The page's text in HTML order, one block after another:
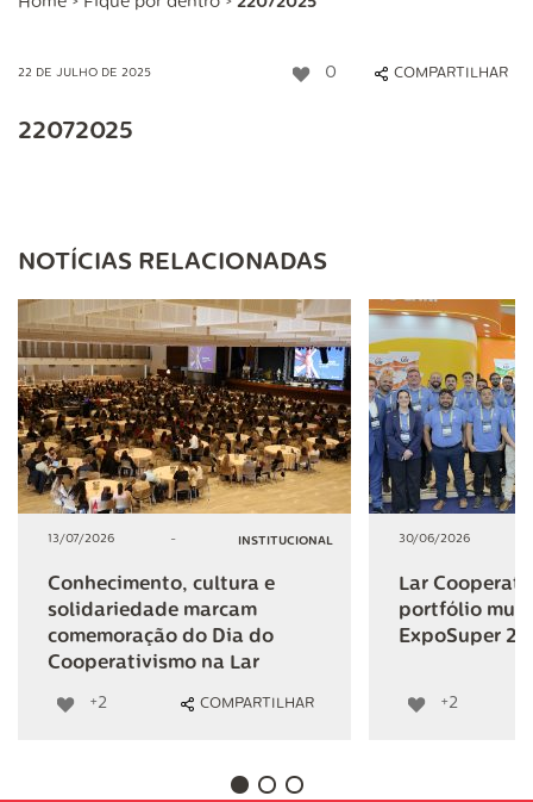
22 DE JULHO DE 2025 0 COMPARTILHAR
22072025
NOTÍCIAS RELACIONADAS
13/07/2026 - INSTITUCIONAL
Conhecimento, cultura e
solidariedade marcam
comemoração do Dia do
Cooperativismo na Lar
+2 COMPARTILHAR
30/06/2026
Lar
portfólio
ExpoSuper
+2